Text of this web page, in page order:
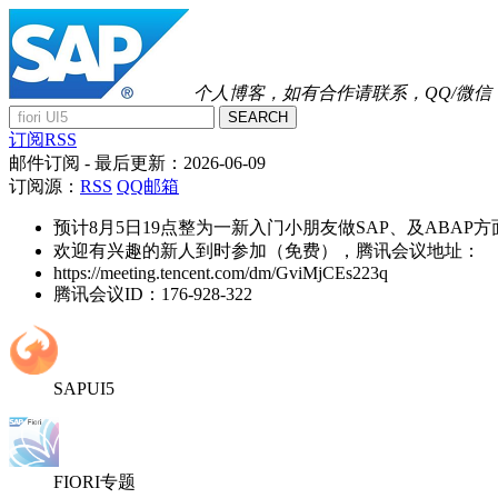
个人博客，如有合作请联系，QQ/微信
SEARCH
订阅RSS
邮件订阅 - 最后更新： 2026-06-09
订阅源： RSS QQ邮箱
预计8月5日19点整为一新入门小朋友做SAP、及ABAP方
欢迎有兴趣的新人到时参加（免费），腾讯会议地址：
https://meeting.tencent.com/dm/GviMjCEs223q
腾讯会议ID：176-928-322
SAPUI5
FIORI专题